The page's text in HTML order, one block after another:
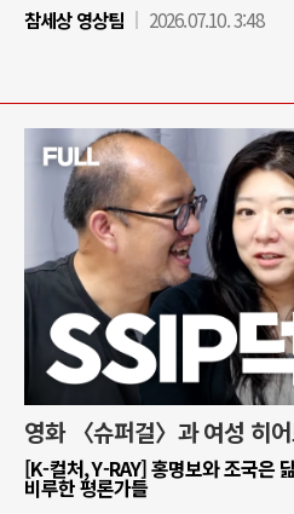
참세상 영상팀
2026.07.10. 3:48
영화 〈슈퍼걸〉과 여성 히
[K-컬처, Y-RAY] 홍명보와 조국은
비루한 평론가들